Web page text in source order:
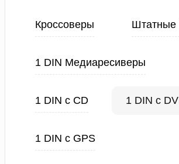
Кроссоверы Штатные
1 DIN Медиаресиверы
1 DIN с CD 1 DIN с
1 DIN с GPS